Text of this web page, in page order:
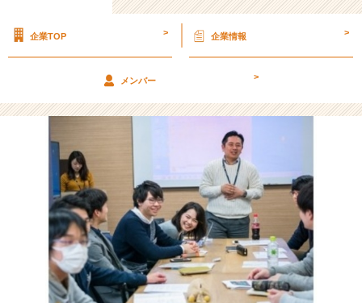
メ
を
学
別
選
考
あ
り】
二
次
イ
企業TOP > 企業情報 >
メンバー >